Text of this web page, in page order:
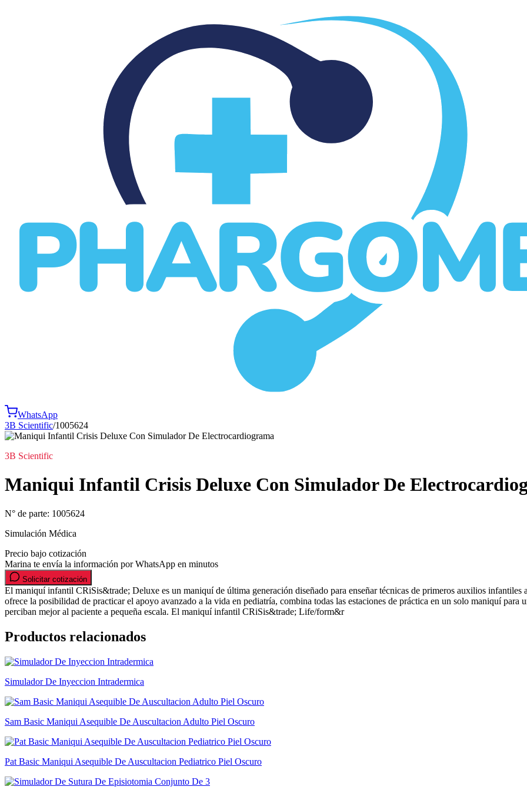
WhatsApp
3B Scientific/1005624
3B Scientific
Maniqui Infantil Crisis Deluxe Con Simulador De
N° de parte: 1005624
Simulación Médica
Precio bajo cotización
Marina te envía la información por WhatsApp en minutos
Solicitar cotización
El maniquí infantil CRiSis&trade; Deluxe es un maniquí de última generación diseñado para enseñar técnicas de primeros auxilios
ofrece la posibilidad de practicar el apoyo avanzado a la vida en pediatría, combina todas las estaciones de práctica en un solo maniquí para
perciban mejor al paciente a pequeña escala. El maniquí infantil CRiSis&trade; Life/form&r
Productos relacionados
Simulador De Inyeccion Intradermica
Sam Basic Maniqui Asequible De Auscultacion Adulto Piel Oscuro
Pat Basic Maniqui Asequible De Auscultacion Pediatrico Piel Oscuro